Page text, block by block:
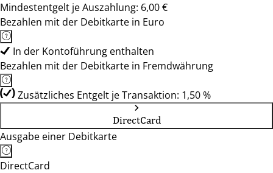
Mindestentgelt je Auszahlung: 6,00 €
Bezahlen mit der Debitkarte in Euro
In der Kontoführung enthalten
Bezahlen mit der Debitkarte in Fremdwährung
Zusätzliches Entgelt je Transaktion: 1,50 %
DirectCard
Ausgabe einer Debitkarte
DirectCard